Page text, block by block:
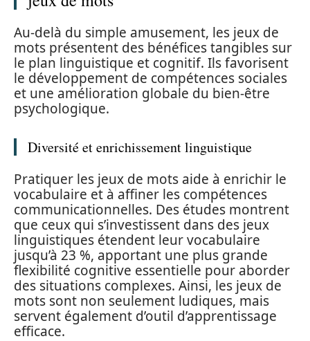
Au-delà du simple amusement, les jeux de
mots présentent des bénéfices tangibles sur
le plan linguistique et cognitif. Ils favorisent
le développement de compétences sociales
et une amélioration globale du bien-être
psychologique.
Diversité et enrichissement linguistique
Pratiquer les jeux de mots aide à enrichir le
vocabulaire et à affiner les compétences
communicationnelles. Des études montrent
que ceux qui s’investissent dans des jeux
linguistiques étendent leur vocabulaire
jusqu’à 23 %, apportant une plus grande
flexibilité cognitive essentielle pour aborder
des situations complexes. Ainsi, les jeux de
mots sont non seulement ludiques, mais
servent également d’outil d’apprentissage
efficace.